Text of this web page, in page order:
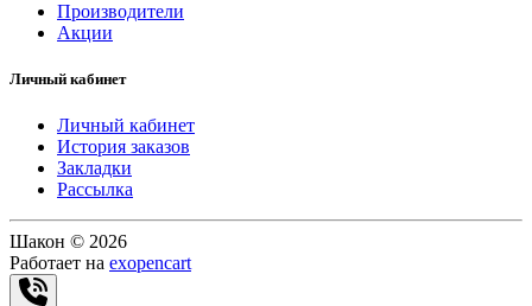
Производители
Акции
Личный кабинет
Личный кабинет
История заказов
Закладки
Рассылка
Шакон © 2026
Работает на exopencart